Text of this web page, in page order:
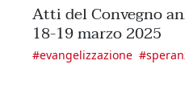
Atti del Convegno
18-19 marzo 2025
#evangelizzazione #